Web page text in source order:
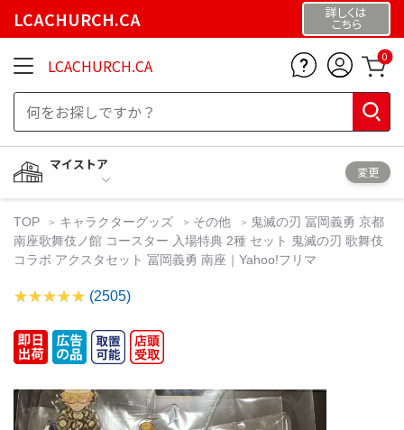
LCACHURCH.CA 詳しくは
こちら
LCACHURCH.CA 0
マイストア
変更
TOP キャラクターグッズ その他
鬼滅の刃 冨岡義勇 京都
南座歌舞伎ノ館 コースター 入場特典 2種 セット 鬼滅の刃 歌舞伎
コラボ アクスタセット 冨岡義勇 南座｜Yahoo!フリマ
(2505)